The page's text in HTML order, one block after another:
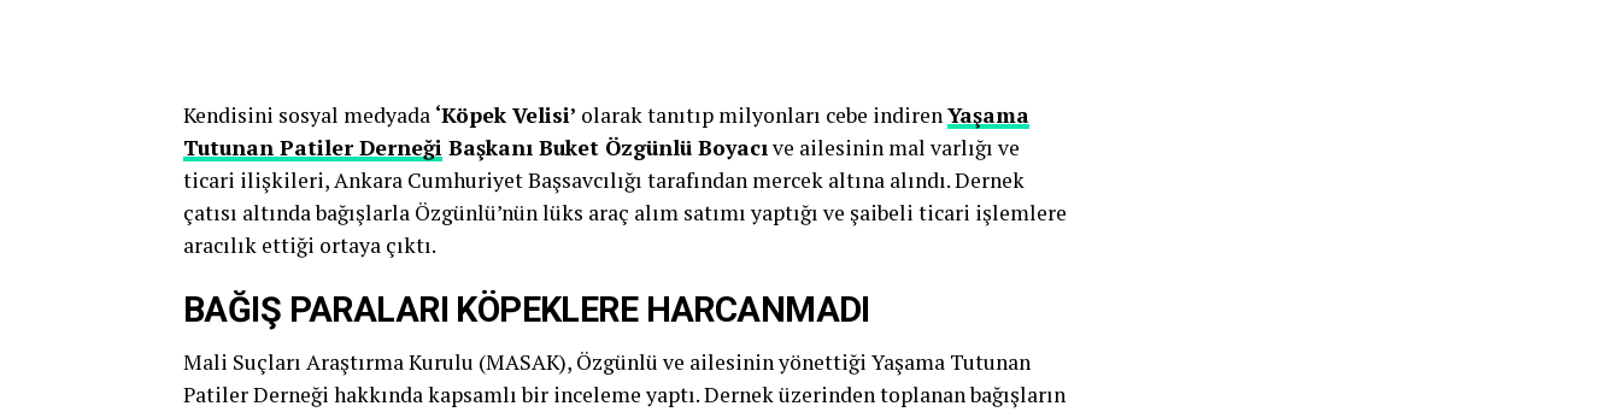
Kendisini sosyal medyada ‘Köpek Velisi’ olarak tanıtıp milyonları cebe indirenYaşama
Tutunan Patiler Derneği Başkanı Buket Özgünlü Boyacıve ailesinin mal varlığı ve
ticari ilişkileri, Ankara Cumhuriyet Başsavcılığı tarafından mercek altına alındı. Dernek
çatısı altında bağışlarla Özgünlü’nün lüks araç alım satımı yaptığı ve şaibeli ticari işlemlere
aracılık ettiği ortaya çıktı.
BAĞIŞ PARALARI KÖPEKLERE HARCANMADI
Mali Suçları Araştırma Kurulu (MASAK), Özgünlü ve ailesinin yönettiği Yaşama Tutunan
Patiler Derneği hakkında kapsamlı bir inceleme yaptı. Dernek üzerinden toplanan bağışların